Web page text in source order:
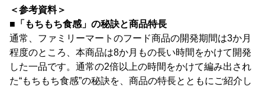
＜参考資料＞
■「もちもち食感」の秘訣と商品特長
通常、ファミリーマートのフード商品の開発期間は3か月
程度のところ、本商品は8か月もの長い時間をかけて開発
した一品です。通常の2倍以上の時間をかけて編み出され
た“もちもち食感”の秘訣を、商品の特長とともにご紹介し